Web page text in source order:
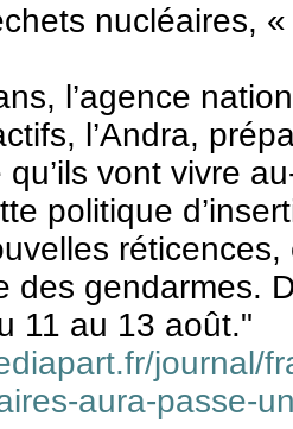
nucléaires,
l’agence
l’Andra,
qu’ils vont vivre
politique
des gendarmes.
11 au 13 août."
journal/
aura-passe-